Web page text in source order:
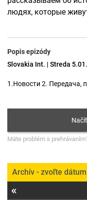
людях, которые
Popis epizódy
Slovakia Int. | Streda
1.Новости 2. Передача,
Máte problém s
Archív - zvoľte dátum
«